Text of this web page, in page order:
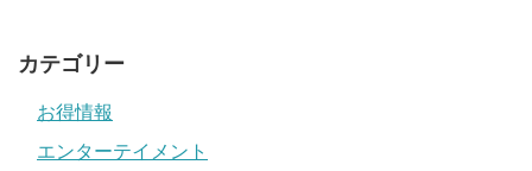
カテゴリー
お得情報
エンターテイメント